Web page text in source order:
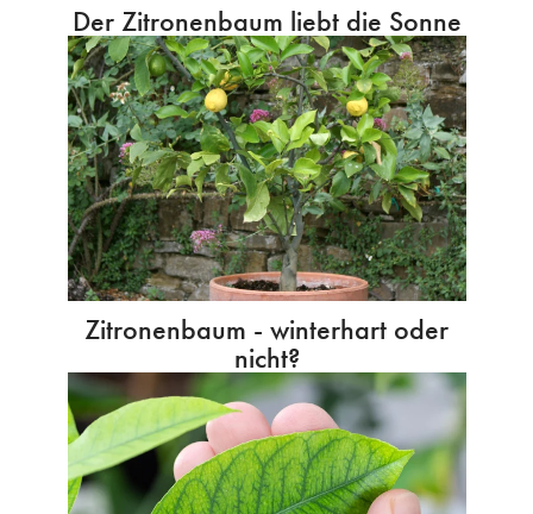
Der Zitronenbaum liebt die Sonne
Zitronenbaum - winterhart oder
nicht?